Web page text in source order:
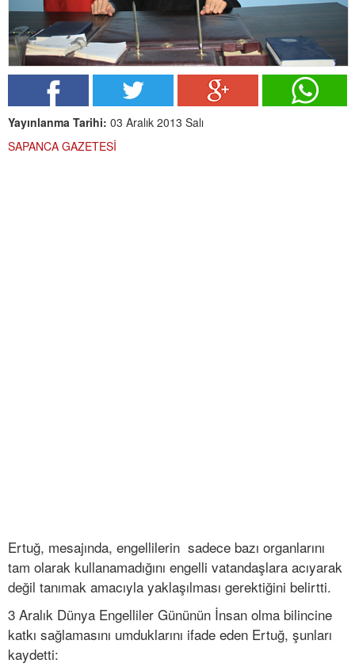
Yayınlanma Tarihi: 03 Aralık 2013 Salı
SAPANCA GAZETESİ
Ertuğ, mesajında, engellilerin sadece bazı organlarını
tam olarak kullanamadığını engelli vatandaşlara acıyarak
değil tanımak amacıyla yaklaşılması gerektiğini belirtti.
3 Aralık Dünya Engelliler Gününün İnsan olma bilincine
katkı sağlamasını umduklarını ifade eden Ertuğ, şunları
kaydetti: